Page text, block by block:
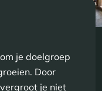
je doelgroep
Door
je niet